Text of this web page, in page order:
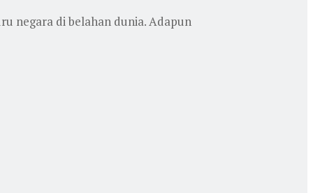
negara di belahan dunia. Adapun